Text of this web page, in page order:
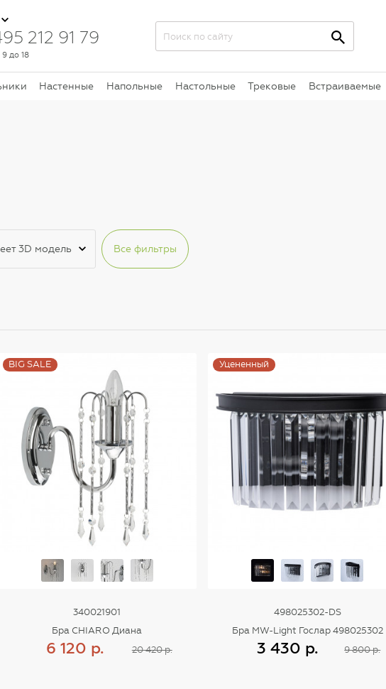
212 91 79
до 18
Настенные Напольные Настольные Трековые Встраиваемые
3D модель Все фильтры
BIG SALE
340021901
Бра CHIARO Диана
6 120 р.
20 420 р.
Уцененный
498025302-DS
Бра MW-Light Гослар 498025302
3 430 р.
9 800 р.